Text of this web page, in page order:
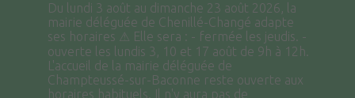
Du lundi 3 août au dimanche 23 août 2026, la
mairie déléguée de Chenillé-Changé adapte
ses horaires ⚠ Elle sera : - fermée les jeudis. -
ouverte les lundis 3, 10 et 17 août de 9h à 12h.
L'accueil de la mairie déléguée de
Champteussé-sur-Baconne reste ouverte aux
horaires habituels. Il n'y aura pas de